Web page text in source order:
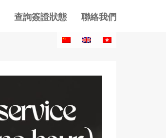
查詢簽證狀態 聯絡我們